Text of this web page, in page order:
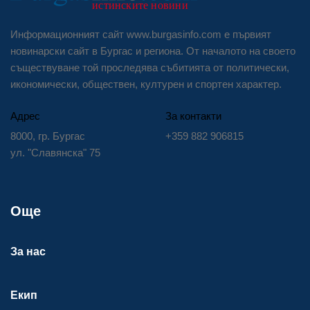
Информационният сайт www.burgasinfo.com е първият
новинарски сайт в Бургас и региона. От началото на своето
съществуване той проследява събитията от политически,
икономически, обществен, културен и спортен характер.
Адрес
8000, гр. Бургас
ул. "Славянска" 75
За контакти
+359 882 906815
Още
За нас
Екип